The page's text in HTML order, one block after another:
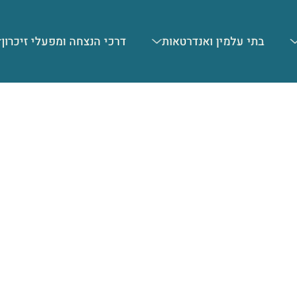
בתי עלמין ואנדרטאות דרכי הנצחה ומפעלי זיכרון